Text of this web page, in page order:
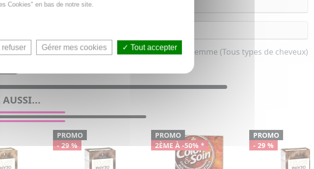
Les blonds pour femme (Tous types de cheveux)
AUSSI...
PROMO
- 29 %
PROMO
2ÈME À -50% *
PROMO
- 29 %
Cookies" en bas de notre site.
refuser Gérer mes cookies Tout accepter